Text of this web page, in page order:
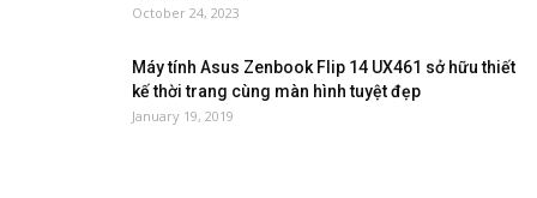
October 24, 2023
Máy tính Asus Zenbook Flip 14 UX461 sở hữu thiết
kế thời trang cùng màn hình tuyệt đẹp
January 19, 2019